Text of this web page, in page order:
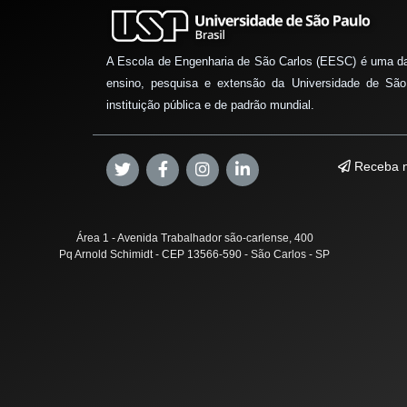
A Escola de Engenharia de São Carlos (EESC) é uma
ensino, pesquisa e extensão da Universidade de
instituição pública e de padrão mundial.
Receba
Área 1 - Avenida Trabalhador são-carlense, 400
Pq Arnold Schimidt - CEP 13566-590 - São Carlos - SP